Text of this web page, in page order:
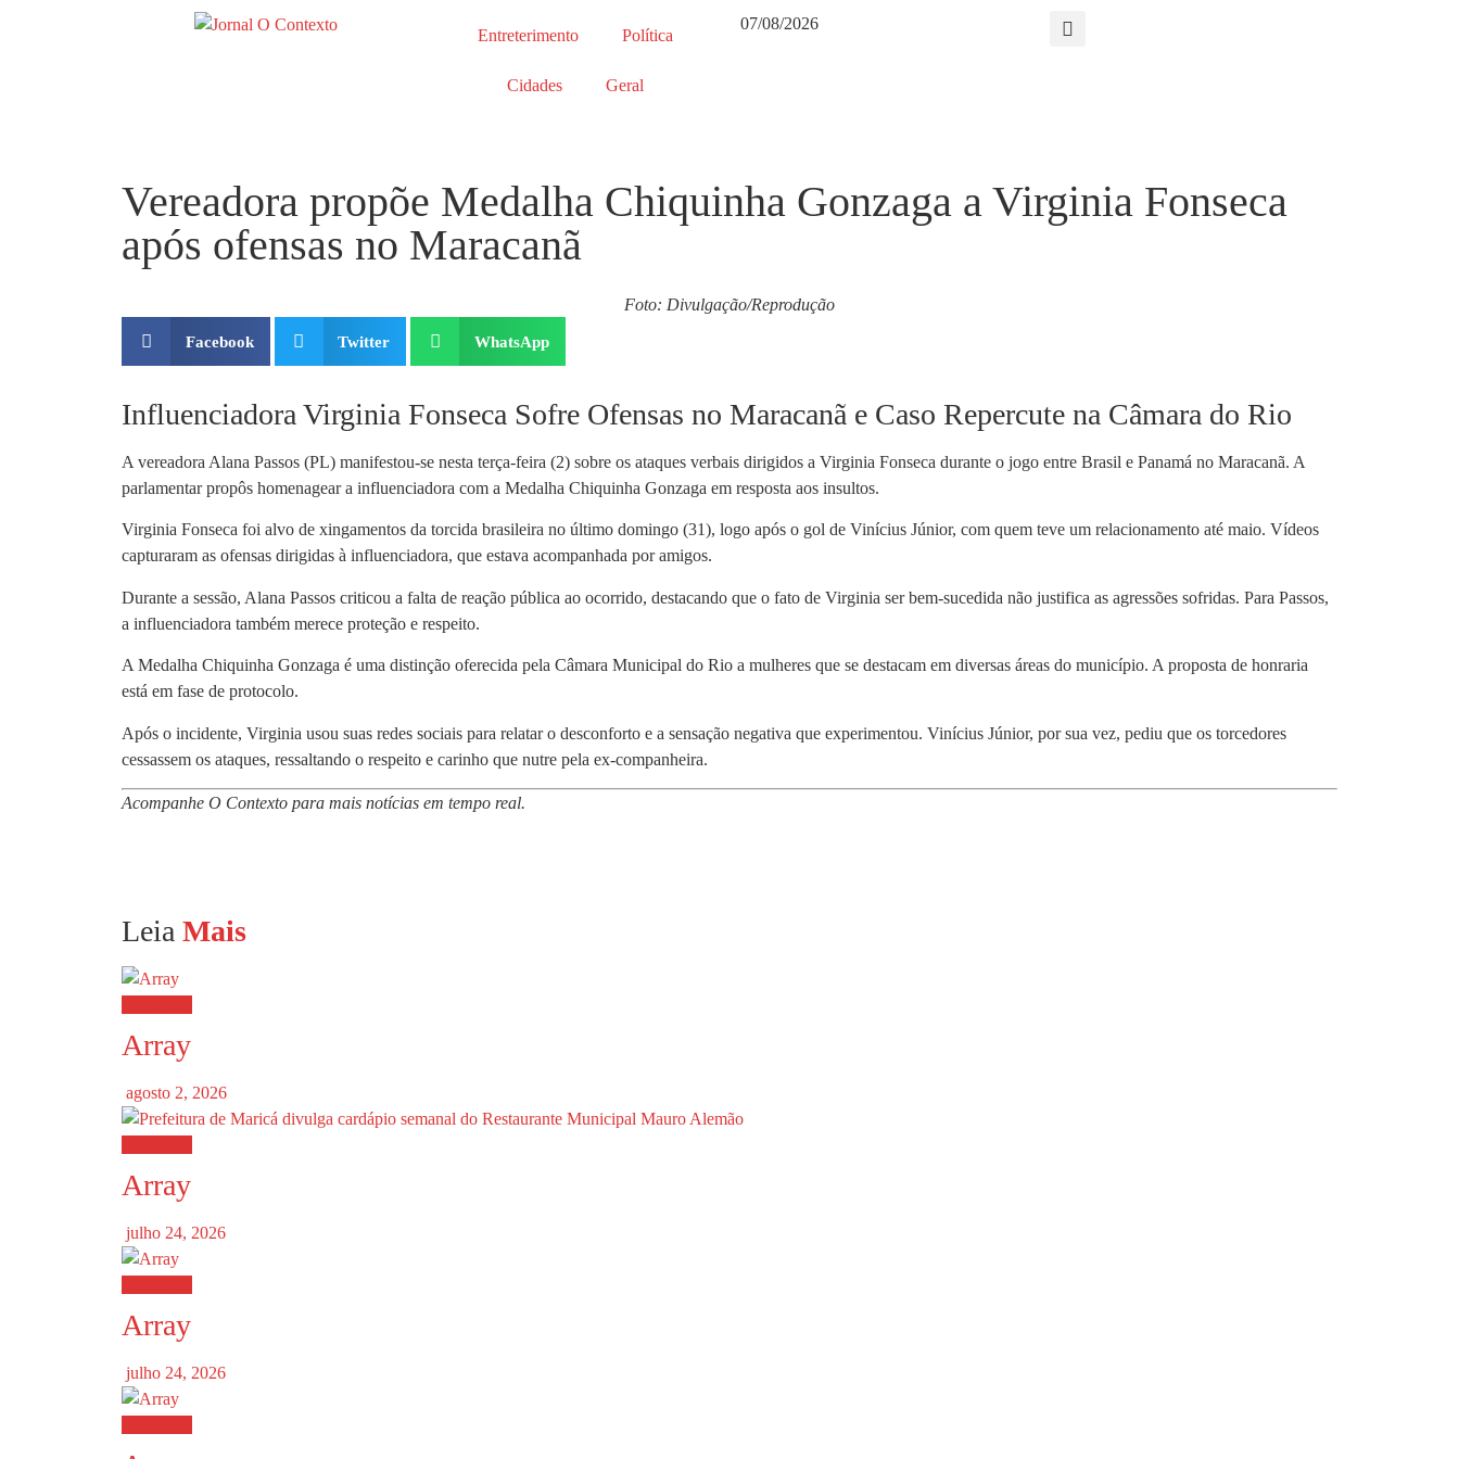
Entreterimento Política
Cidades Geral
07/08/2026
Vereadora propõe Medalha Chiquinha Gonzaga a Virginia Fonseca
após ofensas no Maracanã
Foto: Divulgação/Reprodução
Facebook Twitter WhatsApp
Influenciadora Virginia Fonseca Sofre Ofensas no Maracanã e Caso Repercute na Câmara do Rio
A vereadora Alana Passos (PL) manifestou-se nesta terça-feira (2) sobre os ataques verbais dirigidos a Virginia Fonseca durante o jogo entre Brasil e Panamá no Maracanã. A
parlamentar propôs homenagear a influenciadora com a Medalha Chiquinha Gonzaga em resposta aos insultos.
Virginia Fonseca foi alvo de xingamentos da torcida brasileira no último domingo (31), logo após o gol de Vinícius Júnior, com quem teve um relacionamento até maio. Vídeos
capturaram as ofensas dirigidas à influenciadora, que estava acompanhada por amigos.
Durante a sessão, Alana Passos criticou a falta de reação pública ao ocorrido, destacando que o fato de Virginia ser bem-sucedida não justifica as agressões sofridas. Para Passos,
a influenciadora também merece proteção e respeito.
A Medalha Chiquinha Gonzaga é uma distinção oferecida pela Câmara Municipal do Rio a mulheres que se destacam em diversas áreas do município. A proposta de honraria
está em fase de protocolo.
Após o incidente, Virginia usou suas redes sociais para relatar o desconforto e a sensação negativa que experimentou. Vinícius Júnior, por sua vez, pediu que os torcedores
cessassem os ataques, ressaltando o respeito e carinho que nutre pela ex-companheira.
Acompanhe O Contexto para mais notícias em tempo real.
Leia Mais
Array
agosto 2, 2026
Array
julho 24, 2026
Array
julho 24, 2026